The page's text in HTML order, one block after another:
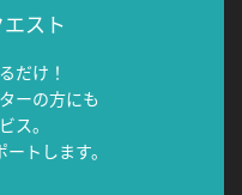
スト
だけ！
ーの方にも
ス。
トします。